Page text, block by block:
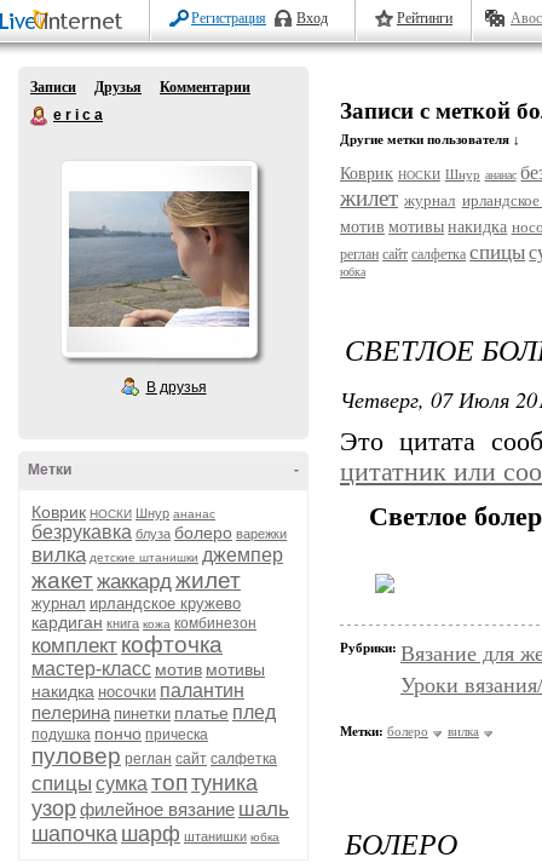
Регистрация Вход Рейтинги
Записи Друзья
Комментарии
e r i c a
В друзья
-
Метки
Коврик НОСКИ Шнур ананас
безрукавка блуза болеро варежки
вилка детские штанишки джемпер
жакетжаккарджилет
журнал ирландское кружево
кардиган книга кожа комбинезон
комплект кофточка
мастер-класс мотив мотивы
накидка носочки палантин
пелерина пинетки платье плед
подушка пончо прическа
пуловер реглан сайт салфетка
спицы сумка топ туника
узорфилейное вязание шаль
шапочка шарф штанишки юбка
Записи с меткой
Другие метки пользователя ↓
Коврик НОСКИ Шнур ананас
жилет журнал
мотив мотивы накидка
реглан сайт салфетка спицы
юбка
СВЕТЛОЕ
Четверг, 07 Июля
Это цитата
цитатник или
Светлое
Рубрики: Вязание для
Уроки
Метки: болеро вилка
БОЛЕРО